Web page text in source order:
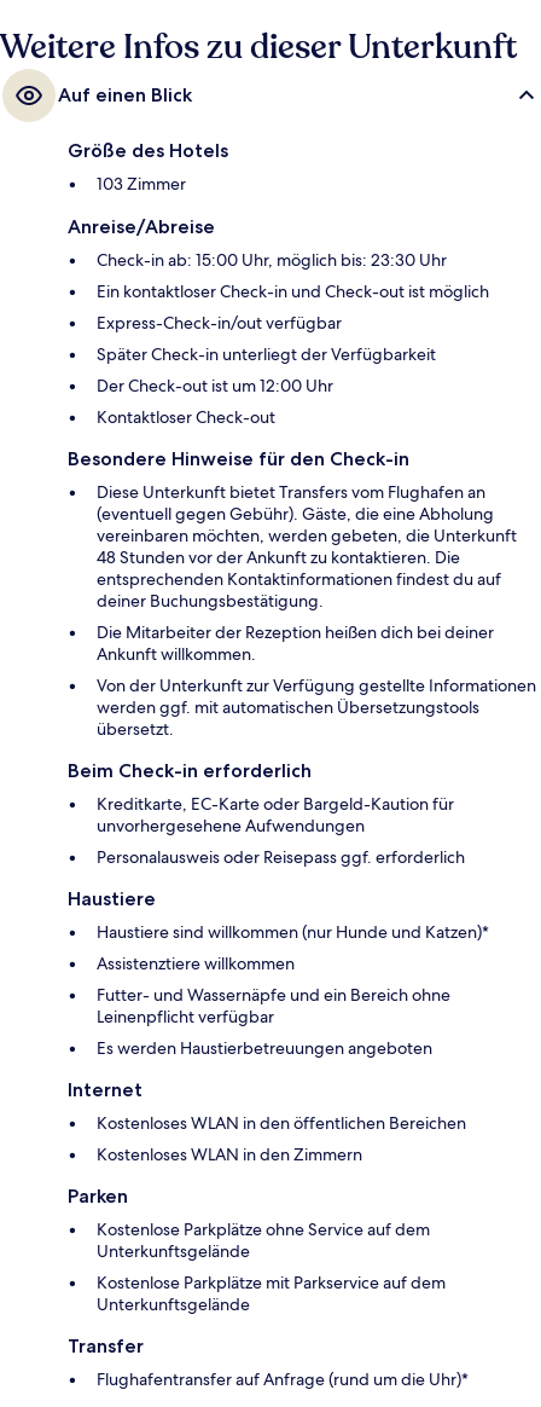
Weitere Infos zu dieser Unterkunft
Auf einen Blick
Größe des Hotels
103 Zimmer
Anreise/Abreise
Check-in ab: 15:00 Uhr, möglich bis: 23:30 Uhr
Ein kontaktloser Check-in und Check-out ist möglich
Express-Check-in/out verfügbar
Später Check-in unterliegt der Verfügbarkeit
Der Check-out ist um 12:00 Uhr
Kontaktloser Check-out
Besondere Hinweise für den Check-in
Diese Unterkunft bietet Transfers vom Flughafen an
(eventuell gegen Gebühr). Gäste, die eine Abholung
vereinbaren möchten, werden gebeten, die Unterkunft
48 Stunden vor der Ankunft zu kontaktieren. Die
entsprechenden Kontaktinformationen findest du auf
deiner Buchungsbestätigung.
Die Mitarbeiter der Rezeption heißen dich bei deiner
Ankunft willkommen.
Von der Unterkunft zur Verfügung gestellte Informationen
werden ggf. mit automatischen Übersetzungstools
übersetzt.
Beim Check-in erforderlich
Kreditkarte, EC-Karte oder Bargeld-Kaution für
unvorhergesehene Aufwendungen
Personalausweis oder Reisepass ggf. erforderlich
Haustiere
Haustiere sind willkommen (nur Hunde und Katzen)*
Assistenztiere willkommen
Futter- und Wassernäpfe und ein Bereich ohne
Leinenpflicht verfügbar
Es werden Haustierbetreuungen angeboten
Internet
Kostenloses WLAN in den öffentlichen Bereichen
Kostenloses WLAN in den Zimmern
Parken
Kostenlose Parkplätze ohne Service auf dem
Unterkunftsgelände
Kostenlose Parkplätze mit Parkservice auf dem
Unterkunftsgelände
Transfer
Flughafentransfer auf Anfrage (rund um die Uhr)*